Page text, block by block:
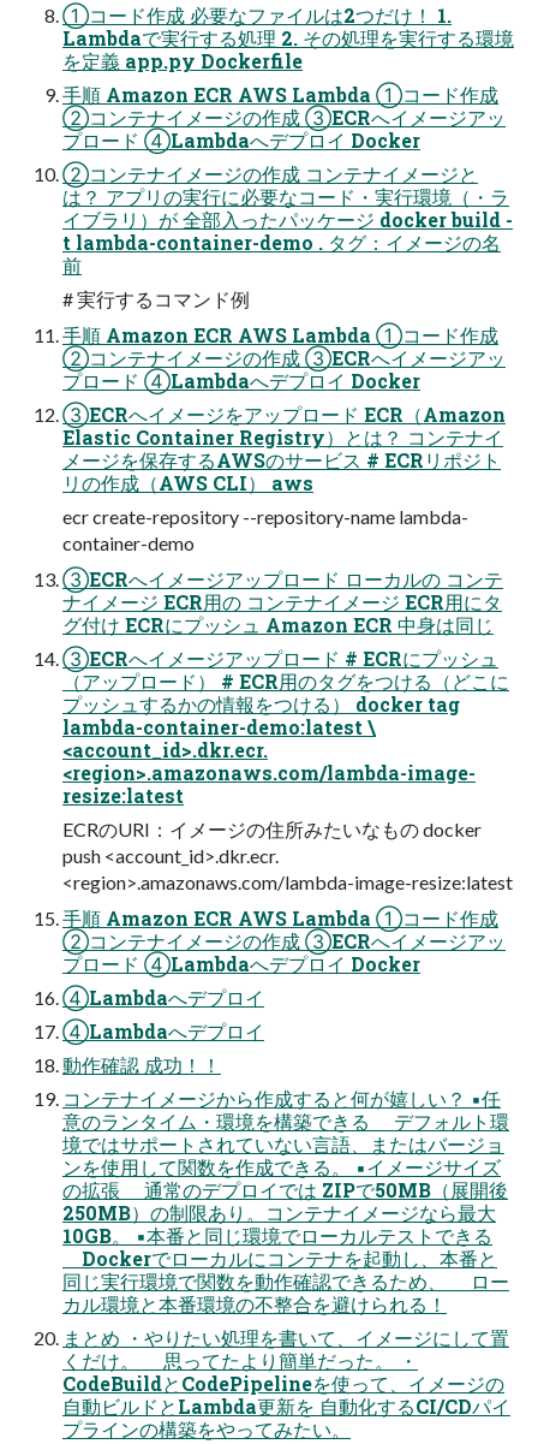
①コード作成 必要なファイルは2つだけ！ 1.
Lambdaで実行する処理 2. その処理を実行する環境
を定義 app.py Dockerfile
手順 Amazon ECR AWS Lambda ①コード作成
②コンテナイメージの作成 ③ECRへイメージアッ
プロード ④Lambdaへデプロイ Docker
②コンテナイメージの作成 コンテナイメージと
は？ アプリの実行に必要なコード・実行環境（・ラ
イブラリ）が 全部入ったパッケージ docker build -
t lambda-container-demo . タグ：イメージの名
前
# 実行するコマンド例
手順 Amazon ECR AWS Lambda ①コード作成
②コンテナイメージの作成 ③ECRへイメージアッ
プロード ④Lambdaへデプロイ Docker
③ECRへイメージをアップロード ECR（Amazon
Elastic Container Registry）とは？ コンテナイ
メージを保存するAWSのサービス # ECRリポジト
リの作成（AWS CLI） aws
ecr create-repository --repository-name lambda-
container-demo
③ECRへイメージアップロード ローカルの コンテ
ナイメージ ECR用の コンテナイメージ ECR用にタ
グ付け ECRにプッシュ Amazon ECR 中身は同じ
③ECRへイメージアップロード # ECRにプッシュ
（アップロード） # ECR用のタグをつける（どこに
プッシュするかの情報をつける） docker tag
lambda-container-demo:latest \
<account_id>.dkr.ecr.
<region>.amazonaws.com/lambda-image-
resize:latest
ECRのURI：イメージの住所みたいなもの docker
push <account_id>.dkr.ecr.
<region>.amazonaws.com/lambda-image-resize:latest
手順 Amazon ECR AWS Lambda ①コード作成
②コンテナイメージの作成 ③ECRへイメージアッ
プロード ④Lambdaへデプロイ Docker
④Lambdaへデプロイ
④Lambdaへデプロイ
動作確認 成功！！
コンテナイメージから作成すると何が嬉しい？ ▪任
意のランタイム・環境を構築できる デフォルト環
境ではサポートされていない言語、またはバージョ
ンを使用して関数を作成できる。 ▪イメージサイズ
の拡張 通常のデプロイでは ZIPで50MB（展開後
250MB）の制限あり。コンテナイメージなら最大
10GB。 ▪本番と同じ環境でローカルテストできる
Dockerでローカルにコンテナを起動し、本番と
同じ実行環境で関数を動作確認できるため、 ロー
カル環境と本番環境の不整合を避けられる！
まとめ ・やりたい処理を書いて、イメージにして置
くだけ。 思ってたより簡単だった。 ・
CodeBuildとCodePipelineを使って、イメージの
自動ビルドとLambda更新を 自動化するCI/CDパイ
プラインの構築をやってみたい。